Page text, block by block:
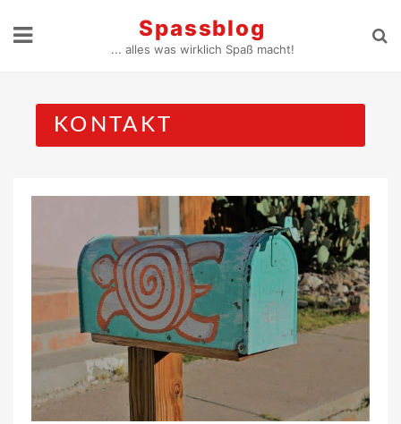
Spassblog
... alles was wirklich Spaß macht!
KONTAKT